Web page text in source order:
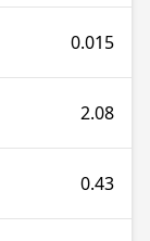
0.015
2.08
0.43